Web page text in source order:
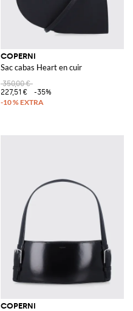
COPERNI
Sac cabas Heart en cuir
350,00 €
227,51 €
-35%
COPERNI